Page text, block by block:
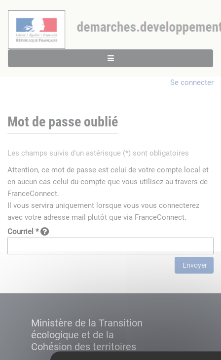
Se connecter
Mot de passe oublié
Les champs suivis d'un astérisque (*) sont obligatoires
Attention, ce mot de passe est celui de votre compte local et
en aucun cas celui du compte que vous utilisez au travers de
FranceConnect.
Il vous servira uniquement lorsque vous vous connecterez
avec votre adresse mail plutôt que via FranceConnect.
Courriel *
Envoyer
Ministère de la Transition
écologique et de la
Cohésion des territoires